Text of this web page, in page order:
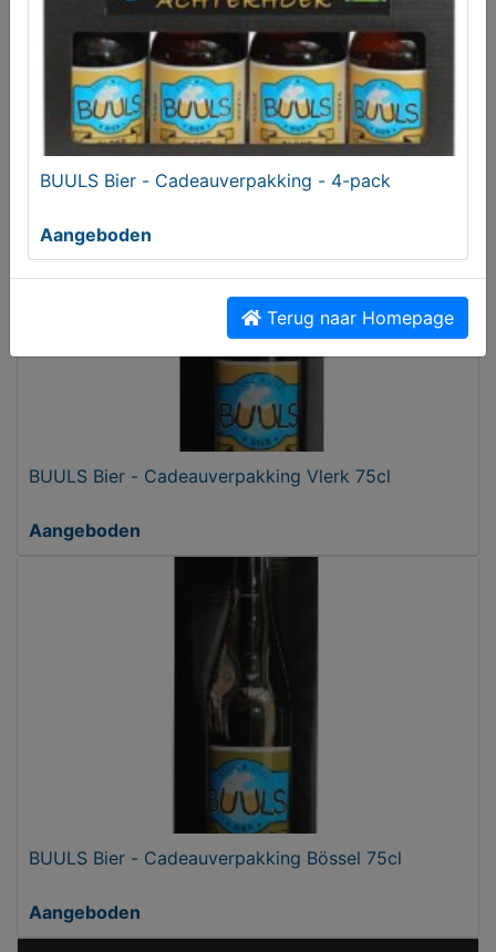
BUULS Bier - Sterk blond, de BÖSSEL
Aangeboden
BUULS Bier - Cadeauverpakking Vlerk 75cl
Aangeboden
BUULS Bier - Cadeauverpakking Bössel 75cl
Aangeboden
BUULS Bier - Cadeauverpakking - 4-pack
Aangeboden
Terug naar Homepage